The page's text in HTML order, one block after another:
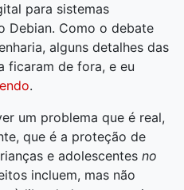
para sistemas
Debian. Como o debate
alguns detalhes das
ficaram de fora, e eu
.
um problema que é real,
que é a proteção de
e adolescentes no
incluem, mas não